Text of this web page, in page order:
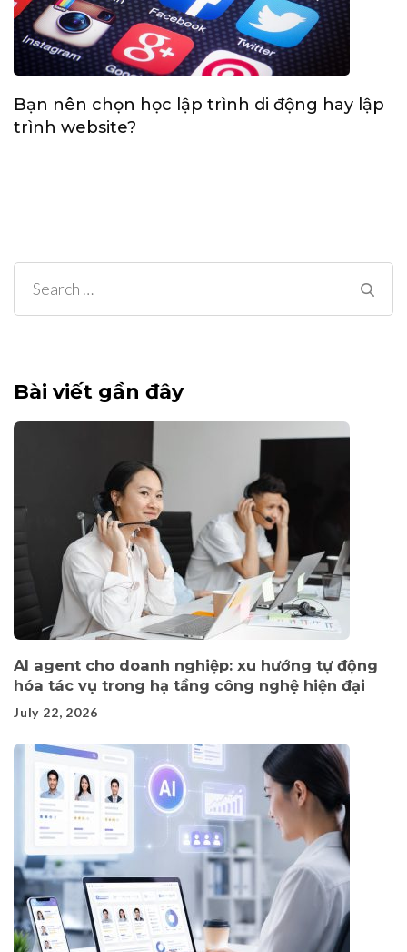
Bạn nên chọn học lập trình di động hay lập
trình website?
Search
for:
Bài viết gần đây
AI agent cho doanh nghiệp: xu hướng tự động
hóa tác vụ trong hạ tầng công nghệ hiện đại
July 22, 2026